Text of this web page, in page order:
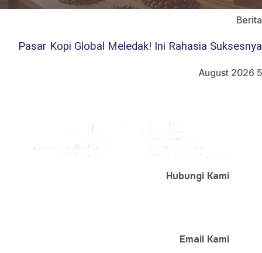
Berita
Pasar Kopi Global Meledak! Ini Rahasia Suksesnya
5 August 2026
Hubungi Kami
Email Kami